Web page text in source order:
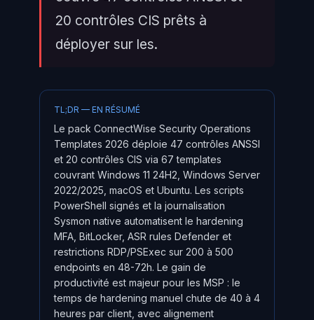
20 contrôles CIS prêts à
déployer sur les.
TL;DR — EN RÉSUMÉ
Le pack ConnectWise Security Operations
Templates 2026 déploie 47 contrôles ANSSI
et 20 contrôles CIS via 67 templates
couvrant Windows 11 24H2, Windows Server
2022/2025, macOS et Ubuntu. Les scripts
PowerShell signés et la journalisation
Sysmon native automatisent le hardening
MFA, BitLocker, ASR rules Defender et
restrictions RDP/PSExec sur 200 à 500
endpoints en 48-72h. Le gain de
productivité est majeur pour les MSP : le
temps de hardening manuel chute de 40 à 4
heures par client, avec alignement